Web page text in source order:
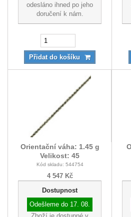
odesláno ihned po jeho
doručení k nám.
Přidat do košíku
Orientační váha: 1.45 g
Velikost: 45
Kód skladu: 544754
4 547 Kč
Dostupnost
Odešleme do 17. 08.